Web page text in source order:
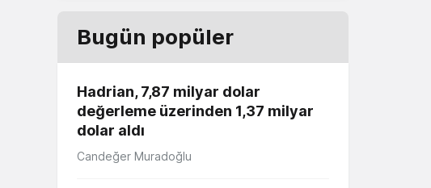
Bugün popüler
Hadrian, 7,87 milyar dolar
değerleme üzerinden 1,37 milyar
dolar aldı
Candeğer Muradoğlu